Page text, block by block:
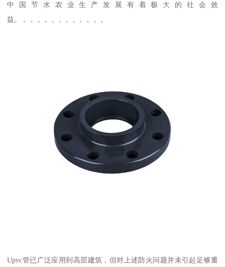
中国节水农业生产发展有着极大的社会效
益。 。。。。。。。。。。。。
Upvc管已广泛应用到高层建筑，但对上述防火问题并未引起足够重